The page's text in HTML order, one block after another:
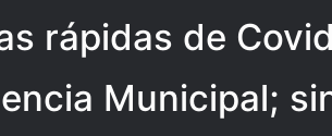
rápidas de
Municipal;